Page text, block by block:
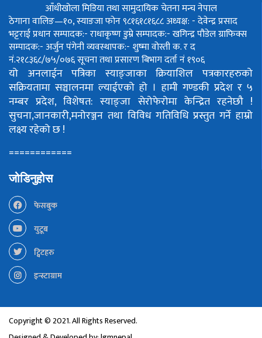
आँधीखोला मिडिया तथा सामुदायिक चेतना मन्च नेपाल
ठेगाना वालिङ—१०, स्याङजा फोन ९८१६१८१६८८अध्यक्ष: - देवेन्द्र प्रसाद
भट्टराईप्रधान सम्पादक:- राधाकृष्ण डुम्रेसम्पादक:- खगिन्द्र पौडेलग्राफिक्स
सम्पादक:- अर्जुन पंगेनीव्यवस्थापक:- शुष्मा वोस्तीक. र द
नं.२१८३६८/७५/०७६सूचना तथा प्रसारण बिभाग दर्ता नं १९०६
यो अनलाईन पत्रिका स्याङ्जाका क्रियाशिल पत्रकारहरुको
सक्रियतामा सञ्चालनमा ल्याईएको हो । हामी गण्डकी प्रदेश र ५
नम्बर प्रदेश, विशेषत: स्याङ्जा सेरोफेरोमा केन्द्रित रहनेछौ !
सुचना,जानकारी,मनोरञ्जन तथा विविध गतिविधि प्रस्तुत गर्ने हाम्रो
लक्ष्य रहेको छ !
============
जोडिनुहोस
फेसबुक
युटूब
ट्विटहरु
इन्स्टाग्राम
Copyright © 2021. All Rights Reserved.